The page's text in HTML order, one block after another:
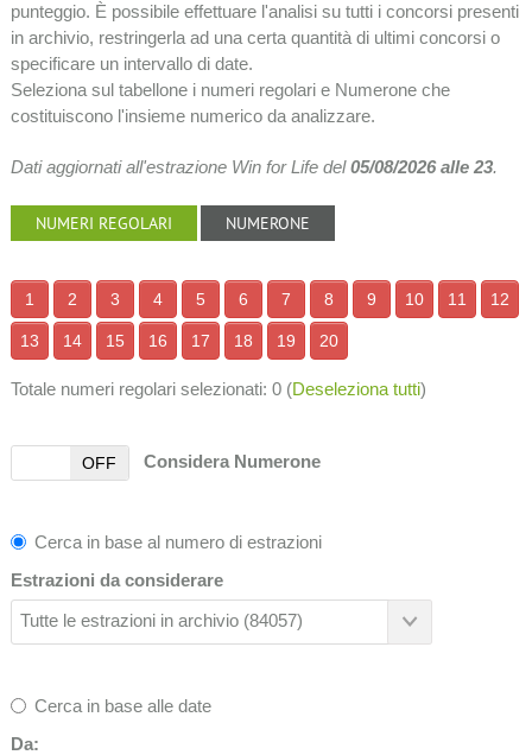
punteggio. È possibile effettuare l'analisi su tutti i concorsi presenti
in archivio, restringerla ad una certa quantità di ultimi concorsi o
specificare un intervallo di date.
Seleziona sul tabellone i numeri regolari e Numerone che
costituiscono l'insieme numerico da analizzare.
Dati aggiornati all'estrazione Win for Life del05/08/2026 alle 23.
NUMERI REGOLARI NUMERONE
1 2 3 4 5 6 7 8 9 10 11 12
13 14 15 16 17 18 19 20
Totale numeri regolari selezionati: 0 (Deseleziona tutti)
OFF Considera Numerone
Cerca in base al numero di estrazioni
Estrazioni da considerare
Tutte le estrazioni in archivio (84057)
Cerca in base alle date
Da: